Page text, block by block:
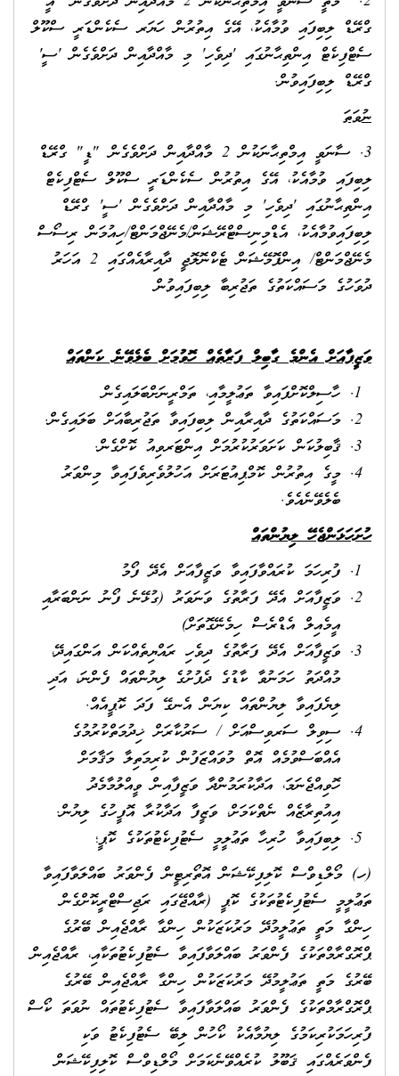
ގްރޭޑް ލިބިފައި ވުމާއެކު، އޭގެ އިތުރުން ހަޔަރ ސެކެންޑަރީ ސްކޫލް
ސެޓްފިކެޓް އިންތިޙާނުގައި 'ދިވެހި' މި މާއްދާއިން ދަށްވެގެން 'ސީ'
ގްރޭޑް ލިބިފައިވުން.
ނުވަތަ
3. ސާނަވީ އިމްތިޙާނަކުން 2 މާއްދާއިން ދަށްވެގެން "ޑީ" ގްރޭޑް
ލިބިފައި ވުމާއެކު، އޭގެ އިތުރުން ސެކެންޑަރީ ސްކޫލް ސެޓްފިކެޓް
އިންތިޙާނުގައި 'ދިވެހި' މި މާއްދާއިން ދަށްވެގެން 'ސީ' ގްރޭޑް
ލިބިފައިވުމާއެކު، އެޑްމިނިސްޓްރޭޝަން/މެނޭޖްމަންޓް/ހިއުމަން ރިސޯސް
މެނޭޖްމަންޓް/ އިންފޮމޭޝަން ޓެކްނޮލޮޖީ ދާއިރާއެއްގައި 2 އަހަރު
ދުވަހުގެ މަސައްކަތުގެ ތަޖުރިބާ ލިބިފައިވުން
ވަޒީފާއަށް އެންމެ ގާބިލް ފަރާތެއް ހޮވުމަށް ބެލެވޭނެ ކަންތައް
ހާސިލްކޮށްފައިވާ ތަޢުލީމާއި، ތަމްރީނަށްބަލައިގެން
މަސައްކަތުގެ ދާއިރާއިން ލިބިފައިވާ ތަޖުރިބާއަށް ބަލައިގެން.
ޤާބިލުކަން ކަށަވަރުކުރުމަށް އިންޓަރވިއު ކޮށްގެން.
މީގެ އިތުރުން ކޮމްޕިއުޓަރަށް އަހުލުވެރިވެފައިވާ މިންވަރު
ބެލެވޭނެއެވެ.
ހުށަހަޅަންޖެހޭ ލިޔުންތައް
ފުރިހަމަ ކުރައްވާފައިވާ ވަޒީފާއަށް އެދޭ ފޯމު
ވަޒީފާއަށް އެދޭ ފަރާތުގެ ވަނަވަރު (ގުޅޭނެ ފޯނު ނަންބަރާއި
އީމެއިލް އެޑްރެސް ހިމެނޭގޮތަށް)
ވަޒީފާއަށް އެދޭ ފަރާތުގެ ދިވެހި ރައްޔިތެއްކަން އަންގައިދޭ،
މުއްދަތު ހަމަނުވާ ކާޑުގެ ދެފުށުގެ ލިޔުންތައް ފެންނަ، އަދި
ލިޔެފައިވާ ލިޔުންތައް ކިޔަން އެނގޭ ފަދަ ކޮޕީއެއް.
ސިވިލް ސަރވިސްއަށް / ސަރުކާރަށް ޚިދުމަތްކުރުމުގެ
އެއްބަސްވުމެއް އޮތް މުވައްޒަފުން ކުރިމަތިލާ މަޤާމަށް
ހޮވިއްޖެނަމަ، އަދާކުރަމުންދާ ވަޒީފާއިން ވީއްލުމާމެދު
އިއުތިރާޒެއް ނެތްކަމަށް، ވަޒީފާ އަދާކުރާ އޮފީހުގެ ލިޔުން.
ލިބިފައިވާ ހުރިހާ ތަޢުލީމީ ސެޓުފިކެޓުތަކުގެ ކޮޕީ؛
(ހ) މޯލްޑިވްސް ކޮލިފިކޭޝަން އޮތޯރިޓީން ފެންވަރު ބައްލަވާފައިވާ
ތަޢުލީމީ ސެޓުފިކެޓުތަކުގެ ކޮޕީ (ރާއްޖޭގައި ރަޖިސްޓްރީކޮށްގެން
ހިންގާ މަތީ ތަޢުލީމުދޭ މަރުކަޒަކުން ހިންގާ ރާއްޖެއިން ބޭރުގެ
ޕްރޮގްރާމްތަކުގެ ފެންވަރު ބައްލަވާފައިވާ ސެޓުފިކެޓުތަކާއި، ރާއްޖެއިން
ބޭރުގެ މަތީ ތަޢުލީމުދޭ މަރުކަޒަކުން ހިންގާ ރާއްޖެއިން ބޭރުގެ
ޕްރޮގްރާމްތަކުގެ ފެންވަރު ބައްލަވާފައިވާ ސެޓުފިކެޓުތައް ނުވަތަ ކޯސް
ފުރިހަމަކުރިކަމުގެ ލިޔުމާއެކު ކޯހުން ލިބޭ ސެޓުފިކެޓު ވަކި
ފެންވަރެއްގައި ޤަބޫލު ކުރެއްވޭނެކަމަށް މޯލްޑިވްސް ކޮލިފިކޭޝަން